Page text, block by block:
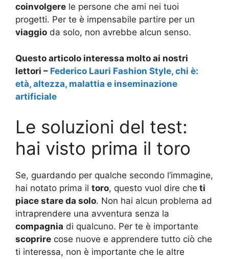
coinvolgere le persone che ami nei tuoi
progetti. Per te è impensabile partire per un
viaggio da solo, non avrebbe alcun senso.
Questo articolo interessa molto ai nostri
lettori – Federico Lauri Fashion Style, chi è:
età, altezza, malattia e inseminazione
artificiale
Le soluzioni del test:
hai visto prima il toro
Se, guardando per qualche secondo l’immagine,
hai notato prima il toro, questo vuol dire che ti
piace stare da solo. Non hai alcun problema ad
intraprendere una avventura senza la
compagnia di qualcuno. Per te è importante
scoprire cose nuove e apprendere tutto ciò che
ti interessa, non è importante che le altre